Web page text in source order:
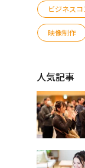
ビジネス
映像制作
人気記事